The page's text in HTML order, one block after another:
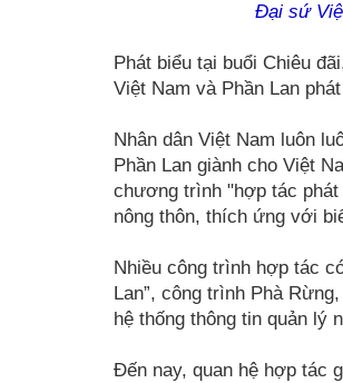
Đại sứ
Phát biểu tại buổi Chiêu
Việt Nam và Phần Lan
Nhân dân Việt Nam luôn
Phần Lan giành cho Việt
chương trình "hợp tác
nông thôn, thích ứng với
Nhiều công trình hợp tác
Lan”, công trình Phà
hệ thống thông tin quản lý
Đến nay, quan hệ hợp tác